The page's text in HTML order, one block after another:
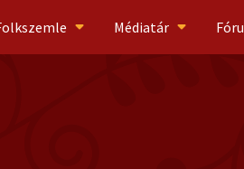
Médiatár